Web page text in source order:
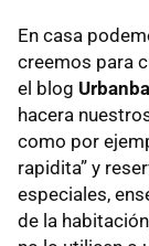
En casa
creemos para
el blog
hacera
como por
rapidita” y
especiales,
de la